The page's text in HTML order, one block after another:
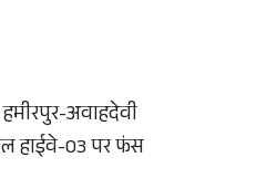
अवाहदेवी
हाईवे-03 पर फंस